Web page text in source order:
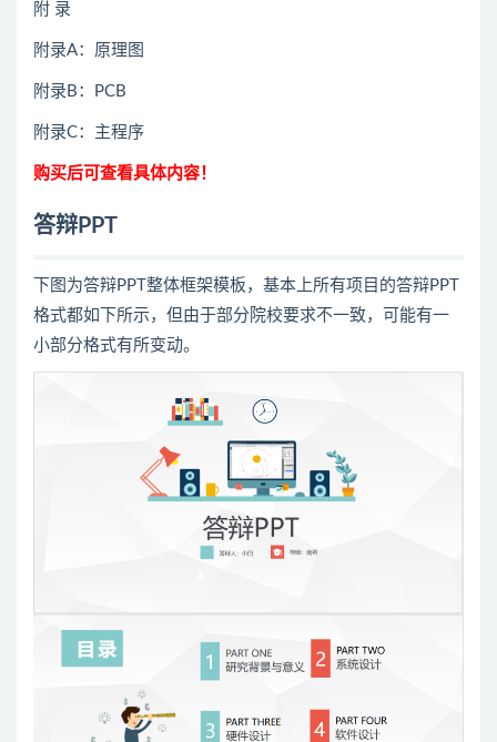
附 录
附录A：原理图
附录B：PCB
附录C：主程序
购买后可查看具体内容！
答辩PPT
下图为答辩PPT整体框架模板，基本上所有项目的答辩PPT
格式都如下所示，但由于部分院校要求不一致，可能有一
小部分格式有所变动。